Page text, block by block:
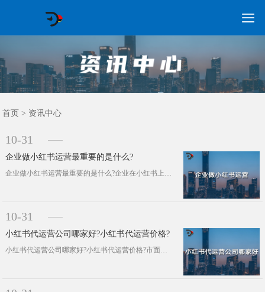

首页
GEO常见问题
GEO优化
海外GEO
网络营销
企业培训
软件开发
政策申报
资讯中心
关于我们
首页 > 资讯中心
10-31
企业做小红书运营最重要的是什么?
企业做小红书运营最重要的是什么?企业在小红书上可以以发布笔记的形式做商品推广，做直播带货。当然了，在小红书上有多种赚钱方式，就···
10-31
小红书代运营公司哪家好?小红书代运营价格?
小红书代运营公司哪家好?小红书代运营价格?市面上小红书代运营公司有很多，但是选一家适合自身企业发展的代运营公司，不是一件容易的···